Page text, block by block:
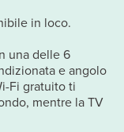
in loco.
una delle 6
e angolo
Fi gratuito ti
mentre la TV